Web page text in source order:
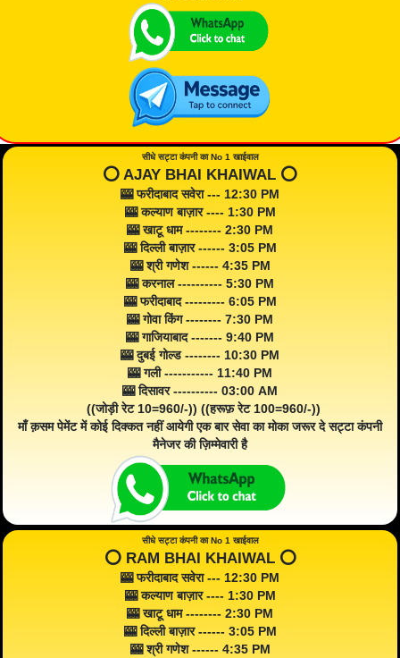
सीधे सट्टा कंपनी का No 1 खाईवाल
⭕️ AJAY BHAI KHAIWAL ⭕️
🎰 फरीदाबाद सवेरा --- 12:30 PM
🎰 कल्याण बाज़ार ---- 1:30 PM
🎰 खाटू धाम -------- 2:30 PM
🎰 दिल्ली बाज़ार ------ 3:05 PM
🎰 श्री गणेश ------ 4:35 PM
🎰 करनाल ---------- 5:30 PM
🎰 फरीदाबाद --------- 6:05 PM
🎰 गोवा किंग -------- 7:30 PM
🎰 गाजियाबाद ------- 9:40 PM
🎰 दुबई गोल्ड -------- 10:30 PM
🎰 गली ----------- 11:40 PM
🎰 दिसावर ---------- 03:00 AM
((जोड़ी रेट 10=960/-)) ((हरूफ़ रेट 100=960/-))
माँ क़सम पेमेंट में कोई दिक्कत नहीं आयेगी एक बार सेवा का मोका जरूर दे सट्टा कंपनी
मैनेजर की ज़िम्मेवारी है
सीधे सट्टा कंपनी का No 1 खाईवाल
⭕️ RAM BHAI KHAIWAL ⭕️
🎰 फरीदाबाद सवेरा --- 12:30 PM
🎰 कल्याण बाज़ार ---- 1:30 PM
🎰 खाटू धाम -------- 2:30 PM
🎰 दिल्ली बाज़ार ------ 3:05 PM
🎰 श्री गणेश ------ 4:35 PM